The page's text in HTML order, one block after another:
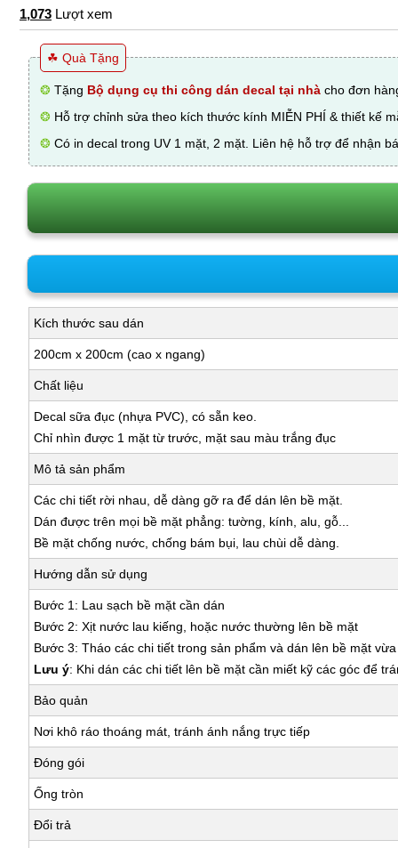
1,073 Lượt xem
☘ Quà Tặng
❂ Tặng Bộ dụng cụ thi công dán decal tại nhà cho đơn
❂ Hỗ trợ chỉnh sửa theo kích thước kính MIỄN PHÍ & thiết kế
❂ Có in decal trong UV 1 mặt, 2 mặt. Liên hệ hỗ trợ để nhận
Kích thước sau dán
200cm x 200cm (cao x ngang)
Chất liệu
Decal sữa đục (nhựa PVC), có sẵn keo.
Chỉ nhìn được 1 mặt từ trước, mặt sau màu trắng đục
Mô tả sản phẩm
Các chi tiết rời nhau, dễ dàng gỡ ra để dán lên bề mặt.
Dán được trên mọi bề mặt phẳng: tường, kính, alu, gỗ...
Bề mặt chống nước, chống bám bụi, lau chùi dễ dàng.
Hướng dẫn sử dụng
Bước 1: Lau sạch bề mặt cần dán
Bước 2: Xịt nước lau kiếng, hoặc nước thường lên bề mặt
Bước 3: Tháo các chi tiết trong sản phẩm và dán lên bề mặt
Lưu ý: Khi dán các chi tiết lên bề mặt cần miết kỹ các góc để
Bảo quản
Nơi khô ráo thoáng mát, tránh ánh nắng trực tiếp
Đóng gói
Ống tròn
Đổi trả